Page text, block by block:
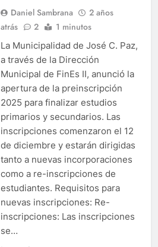
Daniel Sambrana
2 años
atrás
2 1 minutos
La Municipalidad de José C. Paz,
a través de la Dirección
Municipal de FinEs II, anunció la
apertura de la preinscripción
2025 para finalizar estudios
primarios y secundarios. Las
inscripciones comenzaron el 12
de diciembre y estarán dirigidas
tanto a nuevas incorporaciones
como a re-inscripciones de
estudiantes. Requisitos para
nuevas inscripciones: Re-
inscripciones: Las inscripciones
se…